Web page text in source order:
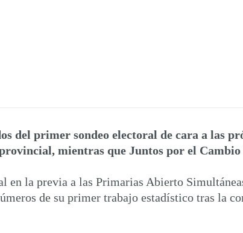
del primer sondeo electoral de cara a las
mientras que Juntos por el
en la previa a las Primarias Abierto
de su primer trabajo estadístico tras la